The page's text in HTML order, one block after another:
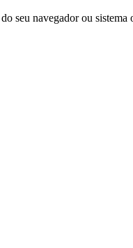
seu navegador ou sistema